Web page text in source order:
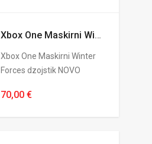
Xbox One Maskirni Winter Forces dzojstik NOVO
Xbox One Maskirni Winter
Forces dzojstik NOVO
70,00 €